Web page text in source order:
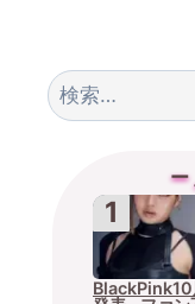
検
索:
ー
BlackPink10